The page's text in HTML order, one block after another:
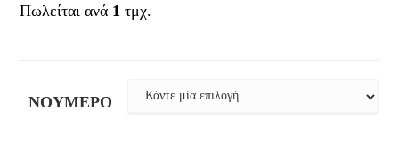
ΝΟΎΜΕΡΟ
Πωλείται ανά 1 τμχ.